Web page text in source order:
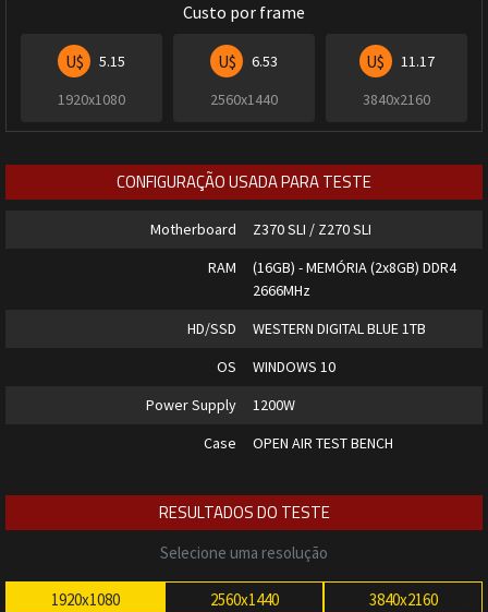
Custo por frame
U$
5.15
1920x1080
U$
6.53
2560x1440
U$
11.17
3840x2160
CONFIGURAÇÃO USADA PARA TESTE
Motherboard
Z370 SLI / Z270 SLI
RAM
(16GB) - MEMÓRIA (2x8GB) DDR4
2666MHz
HD/SSD
WESTERN DIGITAL BLUE 1TB
OS
WINDOWS 10
Power Supply
1200W
Case
OPEN AIR TEST BENCH
RESULTADOS DO TESTE
Selecione uma resolução
1920x1080 2560x1440 3840x2160